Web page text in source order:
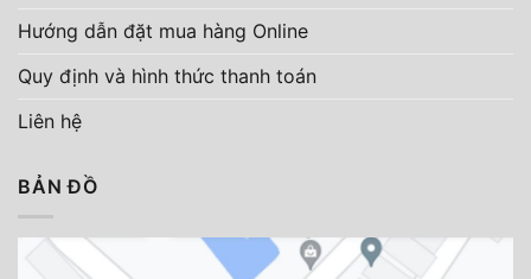
Hướng dẫn đặt mua hàng Online
Quy định và hình thức thanh toán
Liên hệ
BẢN ĐỒ